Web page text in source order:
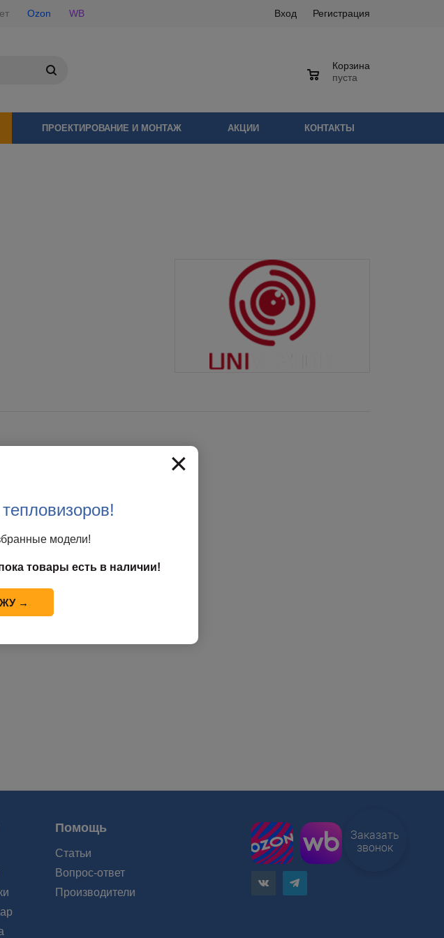
Ozon WB Вход Регистрация
Корзина
пуста
ПРОЕКТИРОВАНИЕ И МОНТАЖ АКЦИИ КОНТАКТЫ
Помощь
Статьи
Вопрос-ответ
Производители
×
модели!
товары есть в наличии!
→
Заказать
звонок